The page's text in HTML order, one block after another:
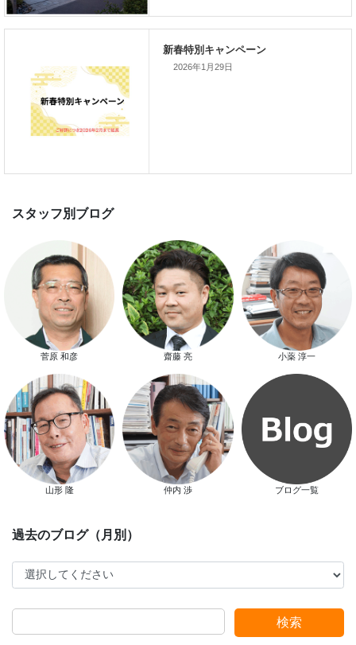
新着のイベント情報
した。
スマートハウス 完成見学会開催
新春特別キャンペーン
2026年1月29日
スタッフ別ブログ
菅原 和彦 齋藤 亮 小薬 淳一
山形 隆 仲内 渉 ブログ一覧
検索